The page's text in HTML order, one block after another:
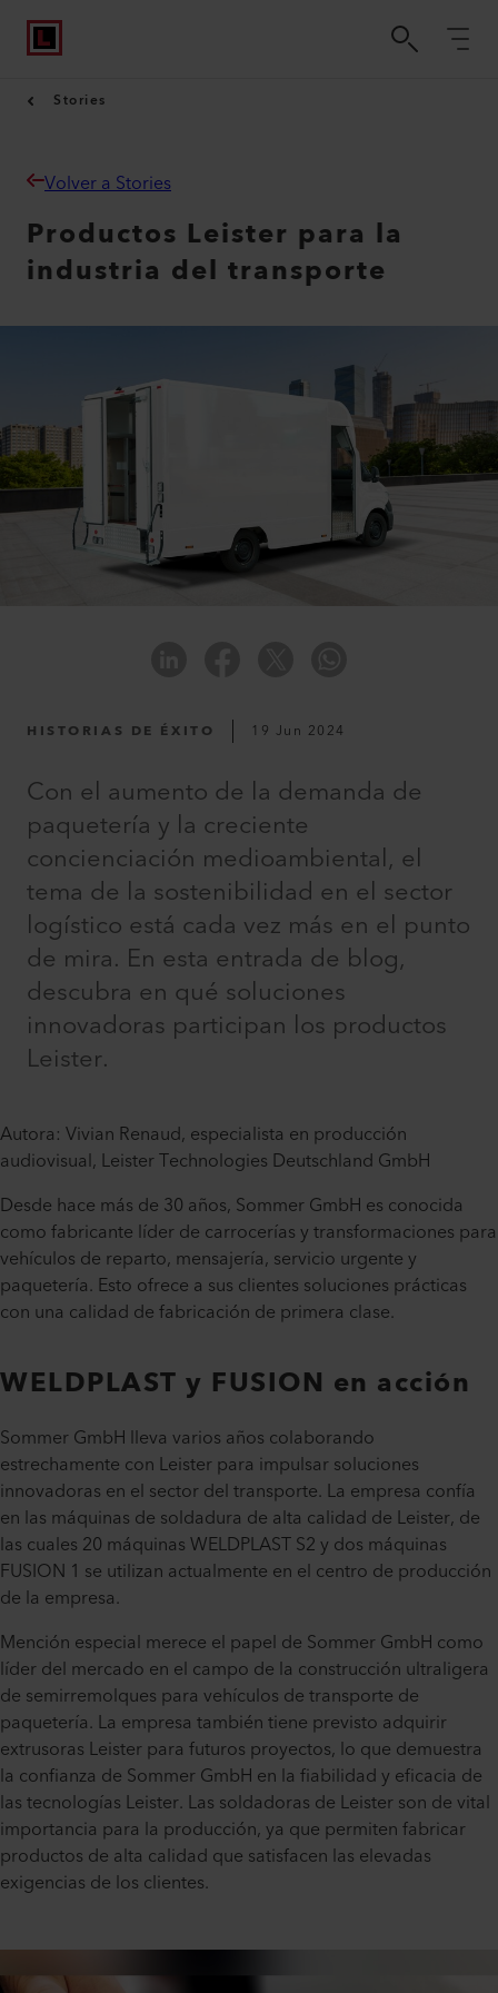
Stories
Volver a Stories
Productos Leister para la
industria del transporte
HISTORIAS DE ÉXITO 19 Jun 2024
Con el aumento de la demanda de
paquetería y la creciente
concienciación medioambiental, el
tema de la sostenibilidad en el sector
logístico está cada vez más en el punto
de mira. En esta entrada de blog,
descubra en qué soluciones
innovadoras participan los productos
Leister.
Autora: Vivian Renaud, especialista en producción
audiovisual, Leister Technologies Deutschland GmbH
Desde hace más de 30 años, Sommer GmbH es conocida
como fabricante líder de carrocerías y transformaciones para
vehículos de reparto, mensajería, servicio urgente y
paquetería. Esto ofrece a sus clientes soluciones prácticas
con una calidad de fabricación de primera clase.
WELDPLAST y FUSION en acción
Sommer GmbH lleva varios años colaborando
estrechamente con Leister para impulsar soluciones
innovadoras en el sector del transporte. La empresa confía
en las máquinas de soldadura de alta calidad de Leister, de
las cuales 20 máquinas WELDPLAST S2 y dos máquinas
FUSION 1 se utilizan actualmente en el centro de producción
de la empresa.
Mención especial merece el papel de Sommer GmbH como
líder del mercado en el campo de la construcción ultraligera
de semirremolques para vehículos de transporte de
paquetería. La empresa también tiene previsto adquirir
extrusoras Leister para futuros proyectos, lo que demuestra
la confianza de Sommer GmbH en la fiabilidad y eficacia de
las tecnologías Leister. Las soldadoras de Leister son de vital
importancia para la producción, ya que permiten fabricar
productos de alta calidad que satisfacen las elevadas
exigencias de los clientes.